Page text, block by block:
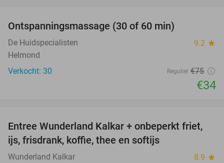
Ontspanningsmassage (30 of 60 min)
De Huidspecialisten 9.2 star
Helmond
Verkocht: 30
Regulier €75
€34
32%
Entree Wunderland Kalkar + onbeperkt friet,
ijs, frisdrank, koffie, thee en softijs
Wunderland Kalkar 8.9 star